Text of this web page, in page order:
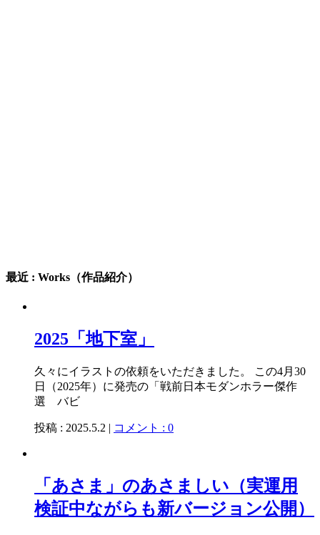
最近 : Works（作品紹介）
2025「地下室」
久々にイラストの依頼をいただきました。 この4月30
日（2025年）に発売の「戦前日本モダンホラー傑作
選 バビ
投稿 : 2025.5.2 | コメント : 0
「あさま」のあさましい（実運用
検証中ながらも新バージョン公開）